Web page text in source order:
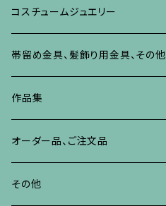
イヤリング、ピアス
ブローチ
イヤリング・ピアス
その他の蒔絵のアクセサリー
リング
ブレスレット、バングル、その他
ネックレス、ペンダント
リング
ブレスレット、バングル、その他
イヤリング、ピアス
ネックレス、ペンダント
ブレスレット、その他
リング
ブローチ
イヤリング、ピアス
ネックレス、ペンダント
リング
ブレスレット、バングル
コスチュームジュエリー
ブローチ
イヤリング、ピアス
ネックレス、ペンダント
リング
帯留め金具、髪飾り用金具、その他
作品集
オーダー品、ご注文品
その他